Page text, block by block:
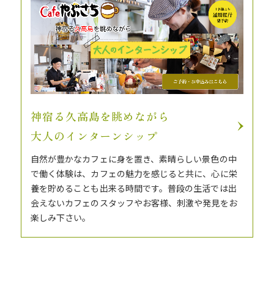
神宿る久高島を眺めながら
​​​​​​​大人のインターンシップ
自然が豊かなカフェに身を置き、素晴らしい景色の中
で働く体験は、カフェの魅力を感じると共に、心に栄
養を貯めることも出来る時間です。普段の生活では出
会えないカフェのスタッフやお客様、刺激や発見をお
楽しみ下さい。